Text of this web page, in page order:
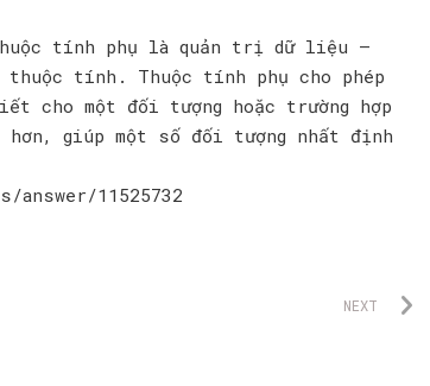
tính phụ là quản trị dữ liệu —
tính. Thuộc tính phụ cho phép
cho một đối tượng hoặc trường hợp
giúp một số đối tượng nhất định
11525732
NEXT